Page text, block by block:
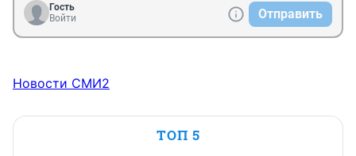
Гость
Войти
Отправить
Новости СМИ2
ТОП 5